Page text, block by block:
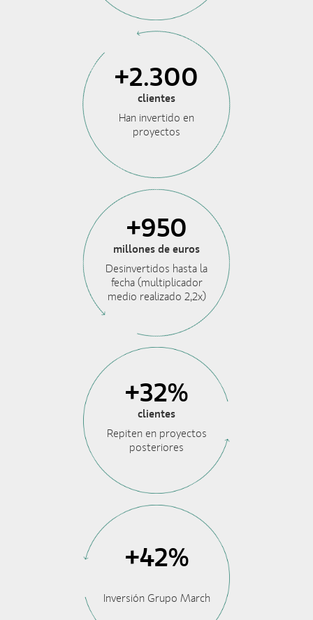
+2.300
clientes
Han invertido en
proyectos
+950
millones de euros
Desinvertidos hasta la
fecha (multiplicador
medio realizado 2,2x)
+32%
clientes
Repiten en proyectos
posteriores
+42%
Inversión Grupo March